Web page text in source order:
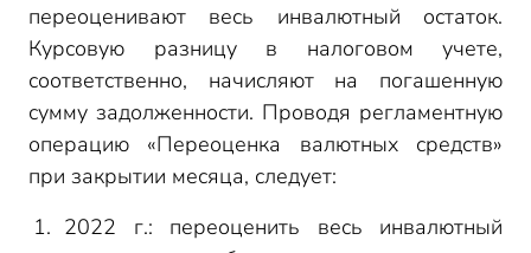
переоценивают весь инвалютный остаток.
Курсовую разницу в налоговом учете,
соответственно, начисляют на погашенную
сумму задолженности. Проводя регламентную
операцию «Переоценка валютных средств»
при закрытии месяца, следует:
2022 г.: переоценить весь инвалютный